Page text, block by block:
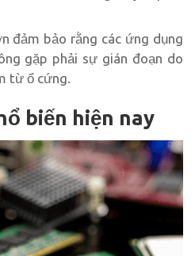
đảm bảo rằng các ứng dụng
gặp phải sự gián đoạn do
từ ổ cứng.
biến hiện nay